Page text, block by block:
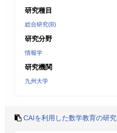
研究種目
総合研究(B)
研究分野
情報学
研究機関
九州大学
CAIを利用した数学教育の研究